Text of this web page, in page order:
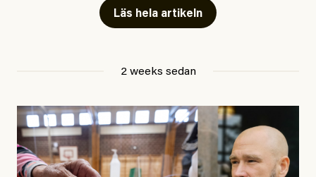
skriver för? Vad betyder det att vara en ”röd, grön och
oberoende” tidning? Och vad är egentligen bra
utpekas som israelisk infiltratör”. Enligt ingressen
handlar artikeln om en person vars ”bakgrund skapar
splittring och oro i rörelsen”. Problemet är att artikeln
Läs hela artikeln
2 weeks sedan